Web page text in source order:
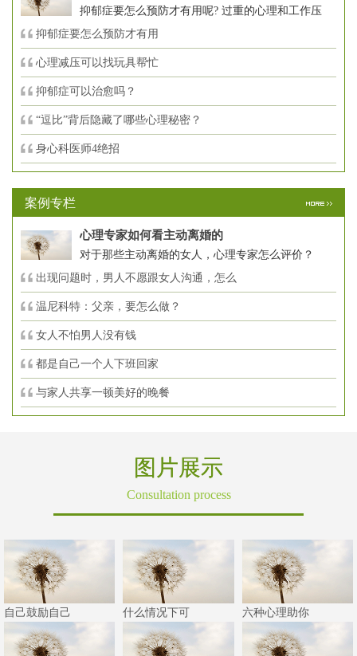
抑郁症要怎么预防才有用呢? 过重的心理和工作压
抑郁症要怎么预防才有用
心理减压可以找玩具帮忙
抑郁症可以治愈吗？
“逗比”背后隐藏了哪些心理秘密？
身心科医师4绝招
案例专栏
心理专家如何看主动离婚的
对于那些主动离婚的女人，心理专家怎么评价？
出现问题时，男人不愿跟女人沟通，怎么
温尼科特：父亲，要怎么做？
女人不怕男人没有钱
都是自己一个人下班回家
与家人共享一顿美好的晚餐
图片展示
Consultation process
自己鼓励自己 什么情况下可 六种心理助你